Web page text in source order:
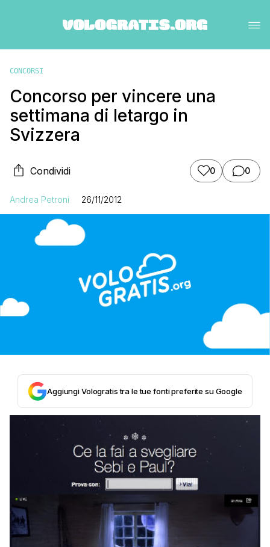
CONCORSI
Concorso per vincere una
settimana di letargo in
Svizzera
Condividi 0 0
Andrea Petroni 26/11/2012
Aggiungi Vologratis tra le tue fonti preferite su Google